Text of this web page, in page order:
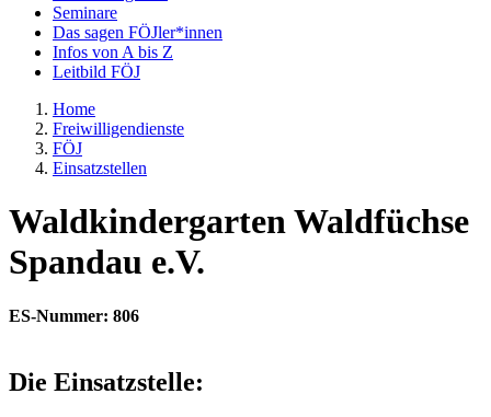
Seminare
Das sagen FÖJler*innen
Infos von A bis Z
Leitbild FÖJ
Home
Freiwilligendienste
FÖJ
Einsatzstellen
Waldkindergarten Waldfüchse
Spandau e.V.
ES-Nummer: 806
Die Einsatzstelle: